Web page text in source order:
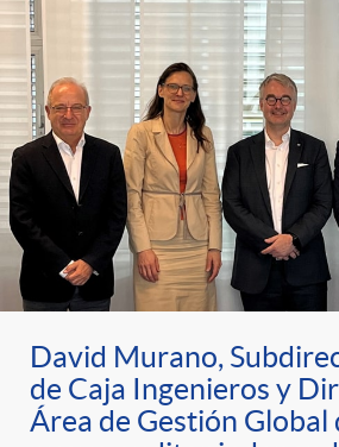
David Murano,
de Caja Ingenieros y
Área de Gestión Global